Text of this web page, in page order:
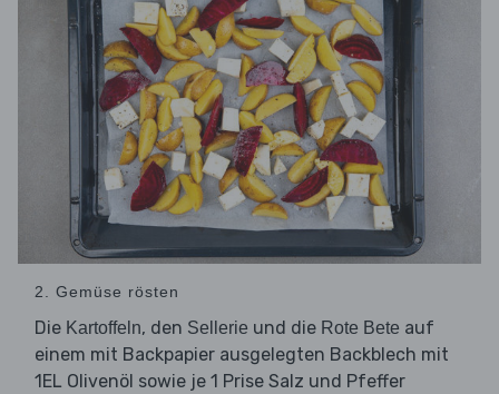
2. Gemüse rösten
Die Kartoffeln, den Sellerie und die Rote Bete auf
einem mit Backpapier ausgelegten Backblech mit
1EL Olivenöl sowie je 1 Prise Salz und Pfeffer